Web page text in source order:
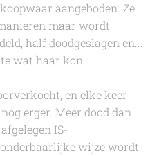
aangeboden. Ze
maar wordt
half doodgeslagen en...
wat haar kon
en elke keer
erger. Meer dood dan
IS-
wijze wordt